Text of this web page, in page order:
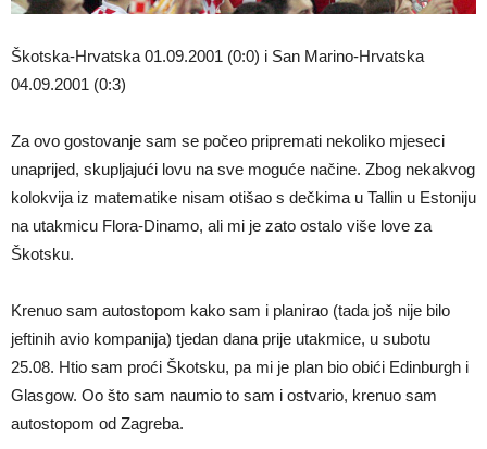
Škotska-Hrvatska 01.09.2001 (0:0) i San Marino-Hrvatska
04.09.2001 (0:3)
Za ovo gostovanje sam se počeo pripremati nekoliko mjeseci
unaprijed, skupljajući lovu na sve moguće načine. Zbog nekakvog
kolokvija iz matematike nisam otišao s dečkima u Tallin u Estoniju
na utakmicu Flora-Dinamo, ali mi je zato ostalo više love za
Škotsku.
Krenuo sam autostopom kako sam i planirao (tada još nije bilo
jeftinih avio kompanija) tjedan dana prije utakmice, u subotu
25.08. Htio sam proći Škotsku, pa mi je plan bio obići Edinburgh i
Glasgow. Oo što sam naumio to sam i ostvario, krenuo sam
autostopom od Zagreba.